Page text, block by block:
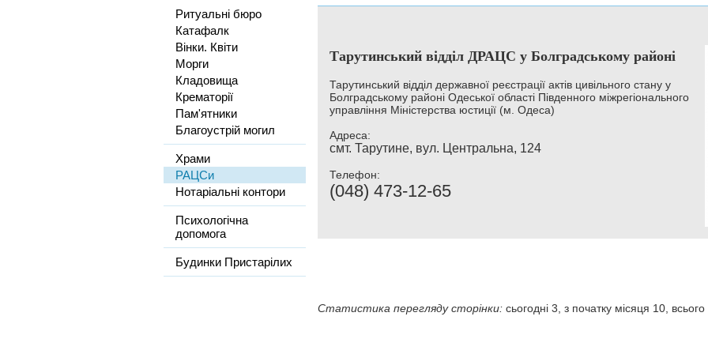
Ритуальні бюро
Катафалк
Вінки. Квіти
Морги
Кладовища
Крематорії
Пам'ятники
Благоустрій могил
Храми
РАЦСи
Нотаріальні контори
Психологічна
допомога
Будинки Пристарілих
Тарутинський відділ ДРАЦС у Болградському районі
Тарутинський відділ державної реєстрації актів цивільного стану у
Болградському районі Одеської області Південного міжрегіонального
управління Міністерства юстиції (м. Одеса)
Адреса:
смт. Тарутине, вул. Центральна, 124
Телефон:
(048) 473-12-65
Статистика перегляду сторінки: сьогодні 3, з початку місяця 10,